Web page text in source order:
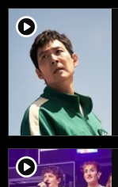
player2
player2